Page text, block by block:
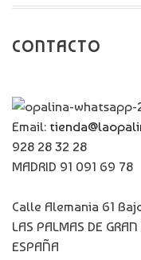
CONTACTO
Email:
928 28 32 28
MADRID 91 091 69 78
Calle Alemania 61
LAS PALMAS DE GRAN
ESPAÑA